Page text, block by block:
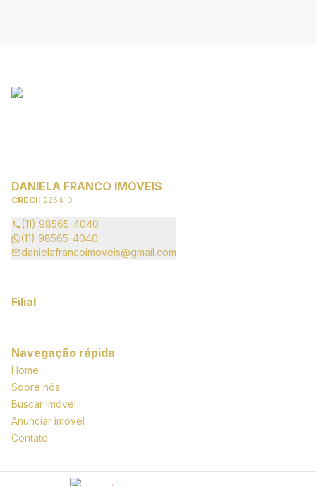
DANIELA FRANCO IMÓVEIS
CRECI: 225410
(11) 98565-4040
(11) 98565-4040
danielafrancoimoveis@gmail.com
Filial
Navegação rápida
Home
Sobre nós
Buscar imóvel
Anunciar imóvel
Contato